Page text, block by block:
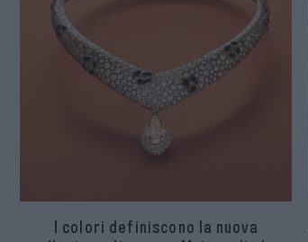
I colori definiscono la nuova